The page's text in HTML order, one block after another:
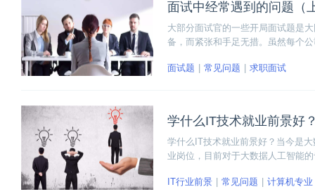
面试中经常遇到的问题（
大部分面试官的一些开局面试题是
备，而紧张和手足无措。虽然每个
面试题
常见问题 求职面试
学什么IT技术就业前景好
学什么IT技术就业前景好？当今是
业岗位，目前对于大数据人工智能
IT行业前景
常见问题 计算机专业